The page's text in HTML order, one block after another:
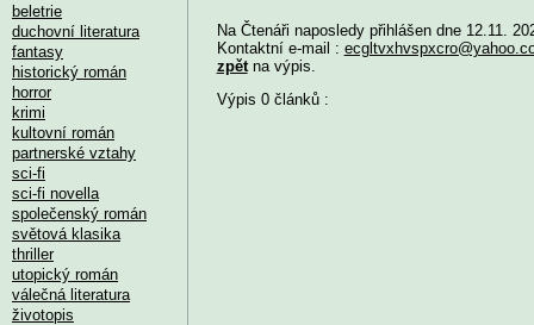
Na Čtenáři naposledy přihlášen dne 12.11.
Kontaktní e-mail :
zpětna výpis.
Výpis 0 článků :
beletrie
duchovní literatura
fantasy
historický román
horror
krimi
kultovní román
partnerské vztahy
sci-fi
sci-fi novella
společenský román
světová klasika
thriller
utopický román
válečná literatura
životopis